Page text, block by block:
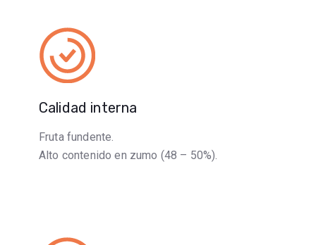
Calidad interna
Fruta fundente.
Alto contenido en zumo (48 – 50%).